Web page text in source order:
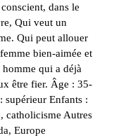
dans le
Qui veut un
Qui peut allouer
bien-aimée et
qui a déjà
être fier. Âge : 35-
supérieur Enfants :
catholicisme Autres
Europe